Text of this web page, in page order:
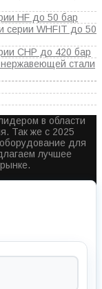
HF до 50 бар
серии WHFIT до 50
CHP до 420 бар
стали
в области
Так же с 2025
для
лучшее